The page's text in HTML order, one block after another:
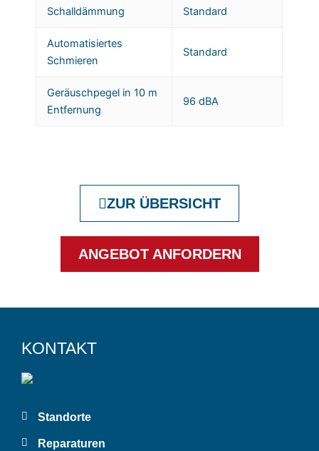
Schalldämmung Standard
Automatisiertes
Schmieren
Standard
Geräuschpegel in 10 m
Entfernung
96 dBA
ZUR ÜBERSICHT
ANGEBOT ANFORDERN
KONTAKT
Standorte
Reparaturen